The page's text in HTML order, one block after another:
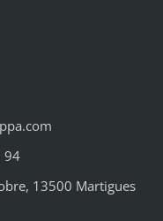
94
13500 Martigues